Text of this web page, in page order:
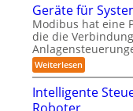
b
o
t
i
k
u
o
t
e
r
r
i
s
c
h
e
r
B
o
i
ß
c
o
b
o
t
n
v
o
n
E
n
c
y
3
e
n
s
c
h
e
n
a
u
Geräte für
Modibus hat eine
die die
Weiterlesen:
G
r
Intelligente